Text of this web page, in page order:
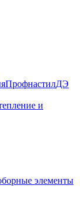
ПрофнастилДЭ
и
элементы